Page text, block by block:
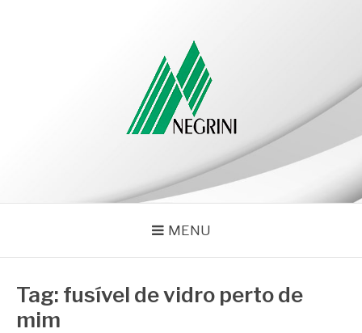
MENU
Tag: fusível de vidro perto de
mim